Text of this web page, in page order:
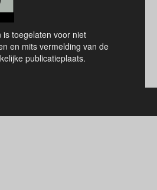
toegelaten voor niet
en mits vermelding van de
publicatieplaats.